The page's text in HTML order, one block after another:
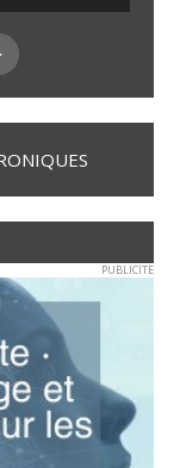
PUBLICITE